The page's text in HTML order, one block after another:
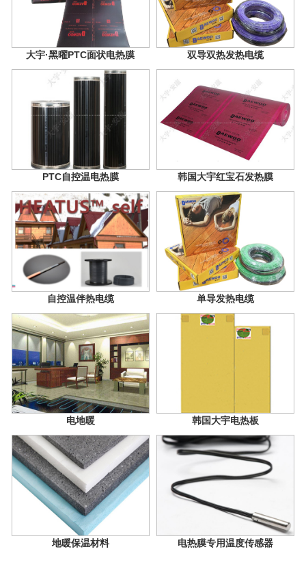
大宇·黑曜PTC面状电热膜 双导双热发热电缆
PTC自控温电热膜 韩国大宇红宝石发热膜
自控温伴热电缆 单导发热电缆
电地暖 韩国大宇电热板
地暖保温材料 电热膜专用温度传感器